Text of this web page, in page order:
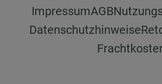
ImpressumAGB
Datenschutzhinweise